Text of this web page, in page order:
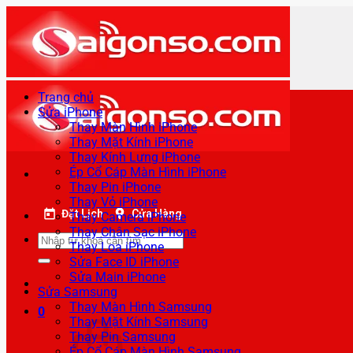
qua
nội
dung
Đặt Lịch Cửa Hàng
Tìm
kiếm:
0
Trang chủ
Sửa iPhone
Thay Màn Hình iPhone
Thay Mặt Kính iPhone
Thay Kính Lưng iPhone
Ép Cổ Cáp Màn Hình iPhone
Thay Pin iPhone
Thay Vỏ iPhone
Thay Camera iPhone
Thay Chân Sạc iPhone
Thay Loa iPhone
Sửa Face ID iPhone
Sửa Main iPhone
Sửa Samsung
Thay Màn Hình Samsung
Thay Mặt Kính Samsung
Thay Pin Samsung